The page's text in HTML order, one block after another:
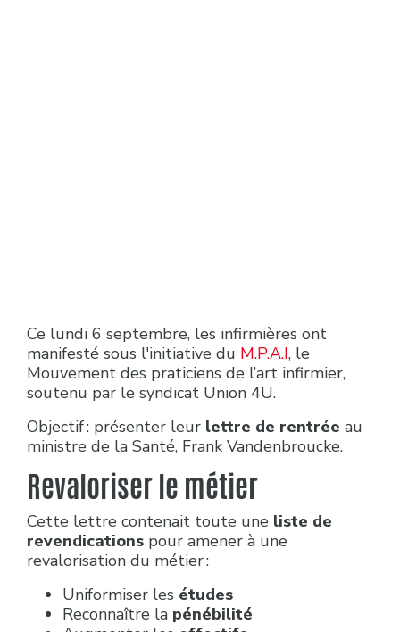
Ce lundi 6 septembre, les infirmières ont
manifesté sous l'initiative du M.P.A.I, le
Mouvement des praticiens de l’art infirmier,
soutenu par le syndicat Union 4U.
Objectif : présenter leur lettre de rentrée au
ministre de la Santé, Frank Vandenbroucke.
Revaloriser le métier
Cette lettre contenait toute une liste de
revendications pour amener à une
revalorisation du métier :
Uniformiser les études
Reconnaître la pénébilité